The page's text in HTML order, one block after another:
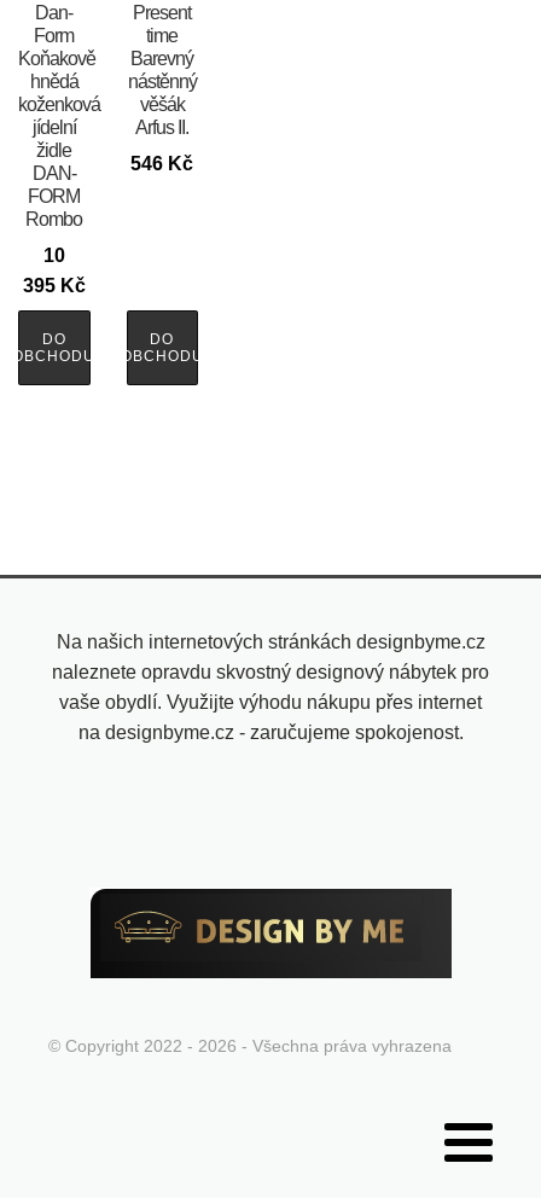
​​​​​Dan-
Form
Koňakově
hnědá
koženková
jídelní
židle
DAN-
FORM
Rombo
10
395 Kč
DO
OBCHODU
Present
time
Barevný
nástěnný
věšák
Arfus II.
546 Kč
DO
OBCHODU
Na našich internetových stránkách designbyme.cz
naleznete opravdu skvostný designový nábytek pro
vaše obydlí. Využijte výhodu nákupu přes internet
na designbyme.cz - zaručujeme spokojenost.
© Copyright 2022 - 2026 - Všechna práva vyhrazena